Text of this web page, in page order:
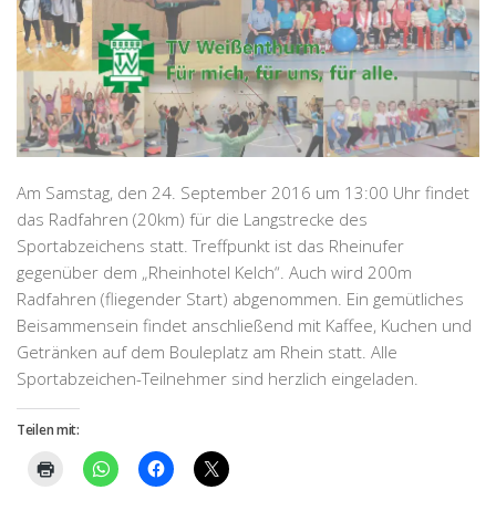
Am Samstag, den 24. September 2016 um 13:00 Uhr findet
das Radfahren (20km) für die Langstrecke des
Sportabzeichens statt. Treffpunkt ist das Rheinufer
gegenüber dem „Rheinhotel Kelch“. Auch wird 200m
Radfahren (fliegender Start) abgenommen. Ein gemütliches
Beisammensein findet anschließend mit Kaffee, Kuchen und
Getränken auf dem Bouleplatz am Rhein statt. Alle
Sportabzeichen-Teilnehmer sind herzlich eingeladen.
Teilen mit: